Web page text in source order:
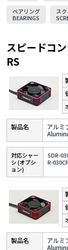
ベアリング
BEARINGS
ス
スピードコ
RS
アルミ
対応シャー
シ (オプシ
ョン)
SDR-
R-
アルミ